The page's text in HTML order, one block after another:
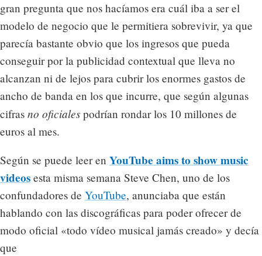
gran pregunta que nos hacíamos era cuál iba a ser el
modelo de negocio que le permitiera sobrevivir, ya que
parecía bastante obvio que los ingresos que pueda
conseguir por la publicidad contextual que lleva no
alcanzan ni de lejos para cubrir los enormes gastos de
ancho de banda en los que incurre, que según algunas
cifras no oficiales podrían rondar los 10 millones de
euros al mes.
Según se puede leer en YouTube aims to show music
videos esta misma semana Steve Chen, uno de los
confundadores de YouTube, anunciaba que están
hablando con las discográficas para poder ofrecer de
modo oficial «todo vídeo musical jamás creado» y decía
que